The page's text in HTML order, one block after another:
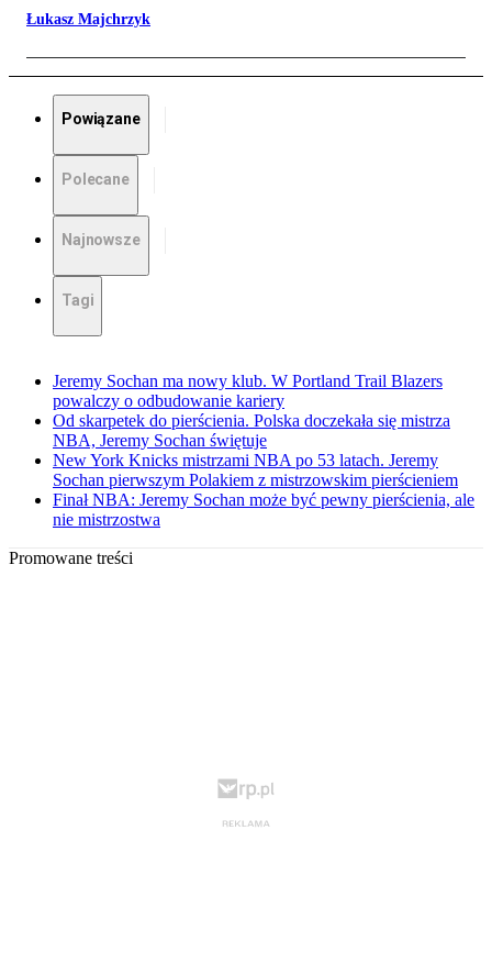
Łukasz Majchrzyk
Powiązane
Polecane
Najnowsze
Tagi
Jeremy Sochan ma nowy klub. W Portland Trail Blazers
powalczy o odbudowanie kariery
Od skarpetek do pierścienia. Polska doczekała się mistrza
NBA, Jeremy Sochan świętuje
New York Knicks mistrzami NBA po 53 latach. Jeremy
Sochan pierwszym Polakiem z mistrzowskim pierścieniem
Finał NBA: Jeremy Sochan może być pewny pierścienia, ale
nie mistrzostwa
Promowane treści